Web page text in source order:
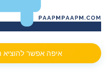
איפה אפשר להוציא